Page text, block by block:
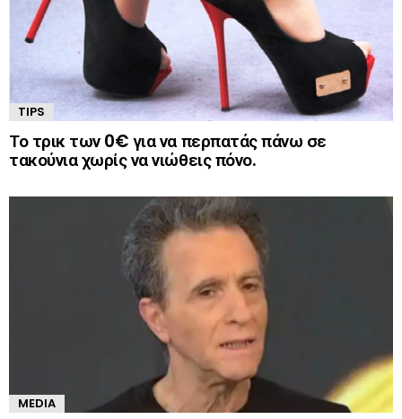
TIPS
Το τρικ των 0€ για να περπατάς πάνω σε
τακούνια χωρίς να νιώθεις πόνο.
MEDIA